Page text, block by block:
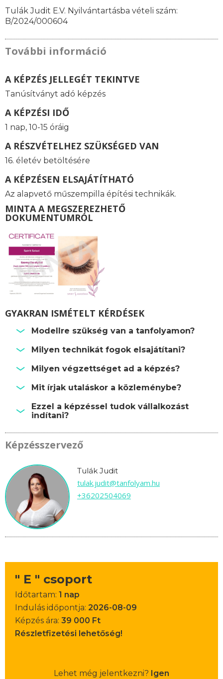
Tulák Judit E.V. Nyilvántartásba vételi szám:
B/2024/000604
További információ
A KÉPZÉS JELLEGÉT TEKINTVE
Tanúsítványt adó képzés
A KÉPZÉSI IDŐ
1 nap, 10-15 óráig
A RÉSZVÉTELHEZ SZÜKSÉGED VAN
16. életév betöltésére
A KÉPZÉSEN ELSAJÁTÍTHATÓ
Az alapvető műszempilla építési technikák.
MINTA A MEGSZEREZHETŐ
DOKUMENTUMRÓL
GYAKRAN ISMÉTELT KÉRDÉSEK
Modellre szükség van a tanfolyamon?
Milyen technikát fogok elsajátítani?
Milyen végzettséget ad a képzés?
Mit írjak utaláskor a közleménybe?
Ezzel a képzéssel tudok vállalkozást
indítani?
Képzésszervező
Tulák Judit
tulak.judit@tanfolyam.hu
+36202504069
" E " csoport
Időtartam: 1 nap
Indulás időpontja: 2026-08-09
Képzés ára: 39 000 Ft
Részletfizetési lehetőség!
Lehet még jelentkezni? Igen